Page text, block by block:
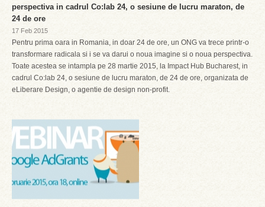
perspectiva in cadrul Co:lab 24, o sesiune de lucru maraton, de
24 de ore
17 Feb 2015
Pentru prima oara in Romania, in doar 24 de ore, un ONG va trece printr-o
transformare radicala si i se va darui o noua imagine si o noua perspectiva.
Toate acestea se intampla pe 28 martie 2015, la Impact Hub Bucharest, in
cadrul Co:lab 24, o sesiune de lucru maraton, de 24 de ore, organizata de
eLiberare Design, o agentie de design non-profit.